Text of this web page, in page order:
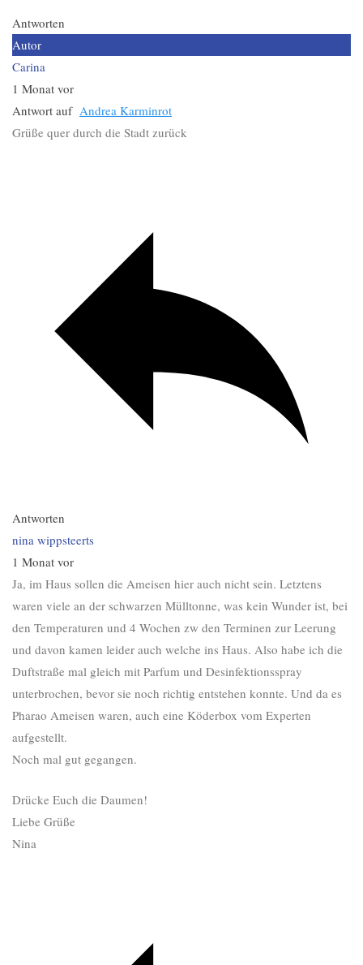
Antworten
Autor
Carina
1 Monat vor
Antwort auf Andrea Karminrot
Grüße quer durch die Stadt zurück
Antworten
nina wippsteerts
1 Monat vor
Ja, im Haus sollen die Ameisen hier auch nicht sein. Letztens
waren viele an der schwarzen Mülltonne, was kein Wunder ist, bei
den Temperaturen und 4 Wochen zw den Terminen zur Leerung
und davon kamen leider auch welche ins Haus. Also habe ich die
Duftstraße mal gleich mit Parfum und Desinfektionsspray
unterbrochen, bevor sie noch richtig entstehen konnte. Und da es
Pharao Ameisen waren, auch eine Köderbox vom Experten
aufgestellt.
Noch mal gut gegangen.
Drücke Euch die Daumen!
Liebe Grüße
Nina